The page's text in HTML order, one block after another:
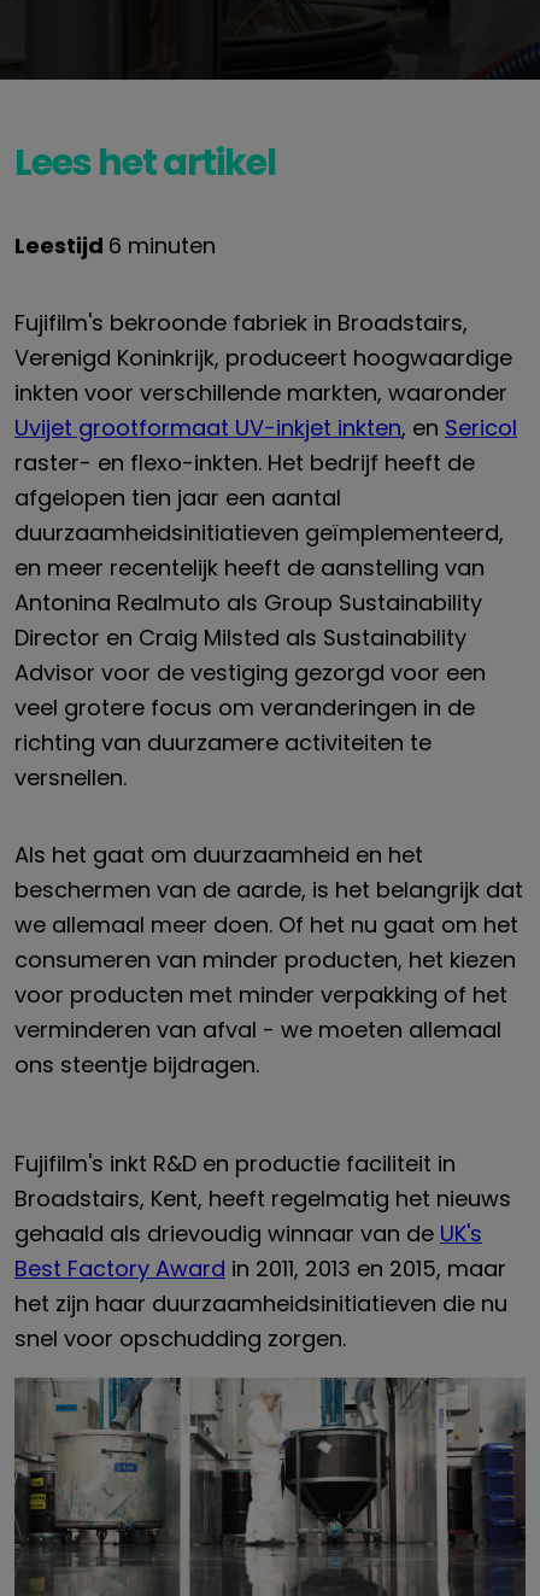
Lees het artikel
Leestijd 6 minuten
Fujifilm's bekroonde fabriek in Broadstairs,
Verenigd Koninkrijk, produceert hoogwaardige
inkten voor verschillende markten, waaronder
Uvijet grootformaat UV-inkjet inkten, en Sericol
raster- en flexo-inkten. Het bedrijf heeft de
afgelopen tien jaar een aantal
duurzaamheidsinitiatieven geïmplementeerd,
en meer recentelijk heeft de aanstelling van
Antonina Realmuto als Group Sustainability
Director en Craig Milsted als Sustainability
Advisor voor de vestiging gezorgd voor een
veel grotere focus om veranderingen in de
richting van duurzamere activiteiten te
versnellen.
Als het gaat om duurzaamheid en het
beschermen van de aarde, is het belangrijk dat
we allemaal meer doen. Of het nu gaat om het
consumeren van minder producten, het kiezen
voor producten met minder verpakking of het
verminderen van afval - we moeten allemaal
ons steentje bijdragen.
Fujifilm's inkt R&D en productie faciliteit in
Broadstairs, Kent, heeft regelmatig het nieuws
gehaald als drievoudig winnaar van de UK's
Best Factory Award in 2011, 2013 en 2015, maar
het zijn haar duurzaamheidsinitiatieven die nu
snel voor opschudding zorgen.